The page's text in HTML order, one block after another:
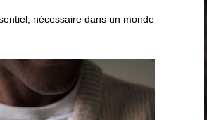
nécessaire dans un monde